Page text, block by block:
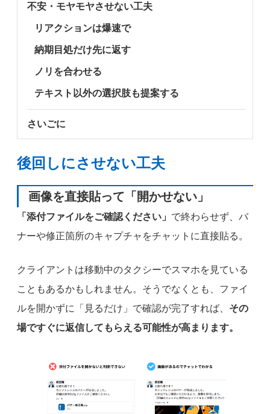
不安・モヤモヤさせない工夫
リアクションは爆速で
納期目処だけ先に返す
ノリを合わせる
テキスト以外の選択肢も提案する
さいごに
後回しにさせない工夫
画像を直接貼って「開かせない」
「添付ファイルをご確認ください」 で終わらせず、バ
ナーや修正箇所のキャプチャをチャットに直接貼る。
クライアントは移動中のタクシーでスマホを見ている
こともあるかもしれません。そうでなくとも、ファイ
ルを開かずに「見るだけ」で確認が完了すれば、 その
場ですぐに返信してもらえる可能性が高まります。